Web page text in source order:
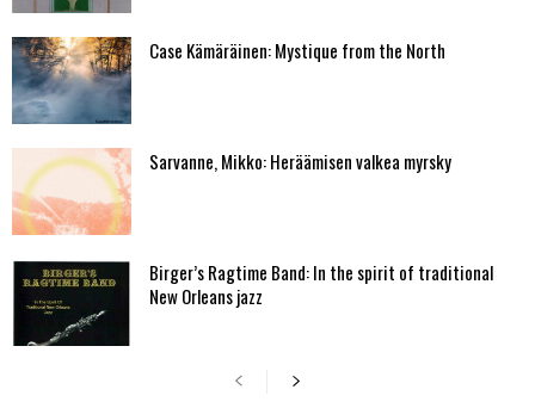
Case Kämäräinen: Mystique from the North
Sarvanne, Mikko: Heräämisen valkea myrsky
Birger’s Ragtime Band: In the spirit of traditional
New Orleans jazz